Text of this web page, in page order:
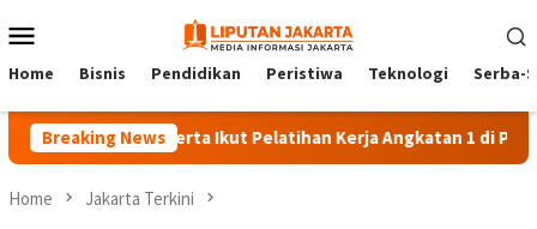
to
Menu
Home Bisnis Pendidikan Peristiwa Teknologi Serba-
Breaking News
140 Peserta Ikut Pelatihan Kerja Angkatan 1 di PPKD Jaksel
Home Jakarta Terkini